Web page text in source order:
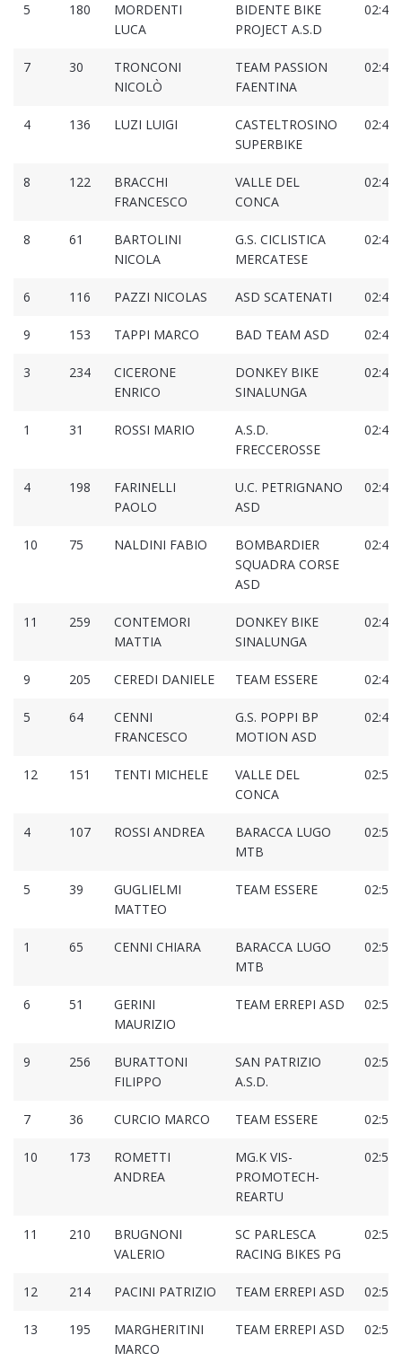
5 180
MORDENTI
LUCA
BIDENTE BIKE
PROJECT A.S.D
7 30
TRONCONI
NICOLÒ
TEAM PASSION
FAENTINA
4 136 LUZI LUIGI
CASTELTROSINO
SUPERBIKE
8 122
BRACCHI
FRANCESCO
VALLE DEL
CONCA
8 61
BARTOLINI
NICOLA
G.S. CICLISTICA
MERCATESE
6 116 PAZZI NICOLAS ASD SCATENATI
9 153 TAPPI MARCO BAD TEAM ASD
3 234
CICERONE
ENRICO
DONKEY BIKE
SINALUNGA
1 31 ROSSI MARIO
A.S.D.
FRECCEROSSE
4 198
FARINELLI
PAOLO
U.C. PETRIGNANO
ASD
10 75 NALDINI FABIO
BOMBARDIER
SQUADRA CORSE
ASD
11 259
CONTEMORI
MATTIA
DONKEY BIKE
SINALUNGA
9 205 CEREDI DANIELE TEAM ESSERE
5 64
CENNI
FRANCESCO
G.S. POPPI BP
MOTION ASD
12 151 TENTI MICHELE
VALLE DEL
CONCA
4 107 ROSSI ANDREA
BARACCA LUGO
MTB
5 39
GUGLIELMI
MATTEO
TEAM ESSERE
1 65 CENNI CHIARA
BARACCA LUGO
MTB
6 51
GERINI
MAURIZIO
TEAM ERREPI ASD
9 256
BURATTONI
FILIPPO
SAN PATRIZIO
A.S.D.
7 36 CURCIO MARCO TEAM ESSERE
10 173
ROMETTI
ANDREA
MG.K VIS-
PROMOTECH-
REARTU
11 210
BRUGNONI
VALERIO
SC PARLESCA
RACING BIKES PG
12 214 PACINI PATRIZIO TEAM ERREPI ASD
13 195
MARGHERITINI
MARCO
TEAM ERREPI ASD